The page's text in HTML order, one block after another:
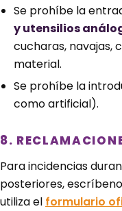
Se prohíbe la
y utensilios
cucharas, navajas,
material.
Se prohíbe la
como artificial).
8.
Para incidencias
posteriores,
utiliza el formulario